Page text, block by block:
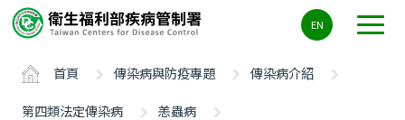
要
EN
首頁 傳染病與防疫專題
傳染病介紹
第四類法定傳染病
恙蟲病